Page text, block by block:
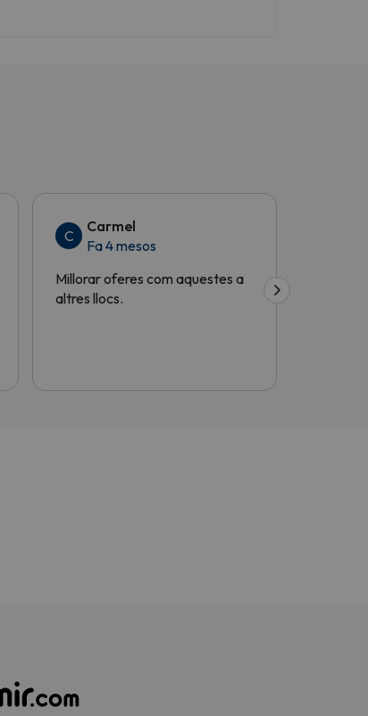
C
Carmel
Fa 4 mesos
Millorar oferes com aquestes a
altres llocs.